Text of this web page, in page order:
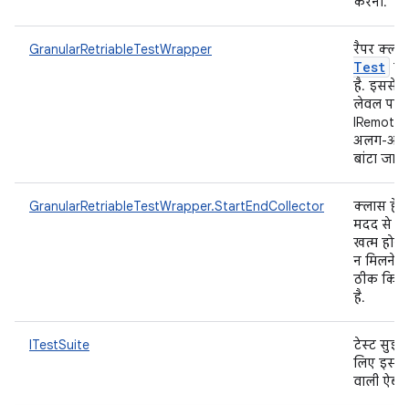
GranularRetriableTestWrapper रैपर
Test
है. इससे
लेवल पर
अलग-
बांटा जा
GranularRetriableTestWrapper.StartEndCollector
क्लास
मदद से
खत्म होने
न मिलने
ठीक
है.
ITestSuite
टेस्ट
लिए
वाली